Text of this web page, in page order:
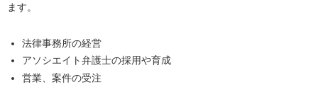
ます。
法律事務所の経営
アソシエイト弁護士の採用や育成
営業、案件の受注